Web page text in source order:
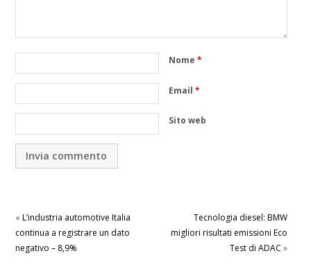
Nome *
Email *
Sito web
« L’industria automotive Italia
continua a registrare un dato
negativo – 8,9%
Tecnologia diesel: BMW
migliori risultati emissioni Eco
Test di ADAC »